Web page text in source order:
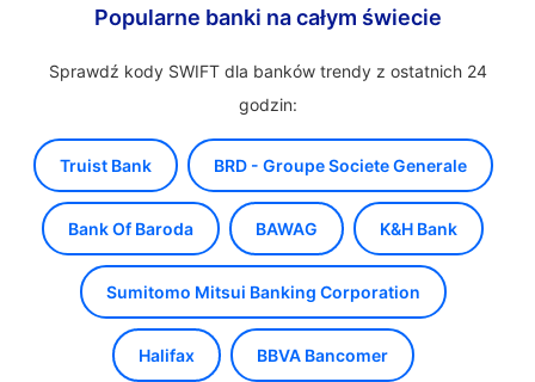
Popularne banki na całym świecie
Sprawdź kody SWIFT dla banków trendy z ostatnich 24
godzin:
Truist Bank BRD - Groupe Societe Generale
Bank Of Baroda BAWAG K&H Bank
Sumitomo Mitsui Banking Corporation
Halifax BBVA Bancomer